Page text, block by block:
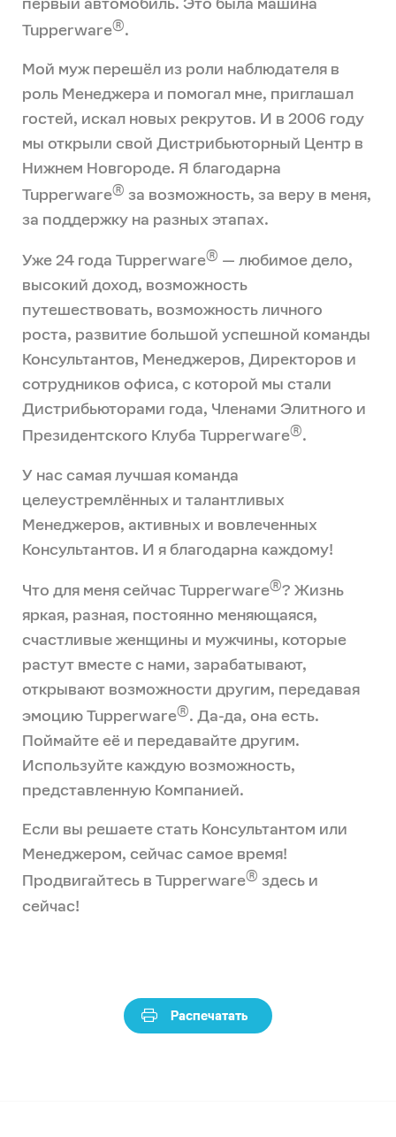
Tupperware®.
Мой муж перешёл из роли наблюдателя в
роль Менеджера и помогал мне, приглашал
гостей, искал новых рекрутов. И в 2006 году
мы открыли свой Дистрибьюторный Центр в
Нижнем Новгороде. Я благодарна
Tupperware® за возможность, за веру в меня,
за поддержку на разных этапах.
Уже 24 года Tupperware® — любимое дело,
высокий доход, возможность
путешествовать, возможность личного
роста, развитие большой успешной команды
Консультантов, Менеджеров, Директоров и
сотрудников офиса, с которой мы стали
Дистрибьюторами года, Членами Элитного и
Президентского Клуба Tupperware®.
У нас самая лучшая команда
целеустремлённых и талантливых
Менеджеров, активных и вовлеченных
Консультантов. И я благодарна каждому!
Что для меня сейчас Tupperware®? Жизнь
яркая, разная, постоянно меняющаяся,
счастливые женщины и мужчины, которые
растут вместе с нами, зарабатывают,
открывают возможности другим, передавая
эмоцию Tupperware®. Да-да, она есть.
Поймайте её и передавайте другим.
Используйте каждую возможность,
представленную Компанией.
Если вы решаете стать Консультантом или
Менеджером, сейчас самое время!
Продвигайтесь в Tupperware® здесь и
сейчас!
Распечатать